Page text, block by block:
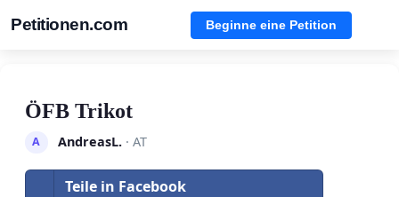
Petitionen.com Beginne eine Petition
ÖFB Trikot
A AndreasL.· AT
Teile in Facebook